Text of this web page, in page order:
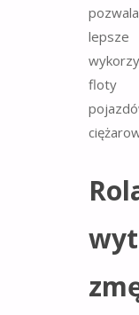
lepsze
floty